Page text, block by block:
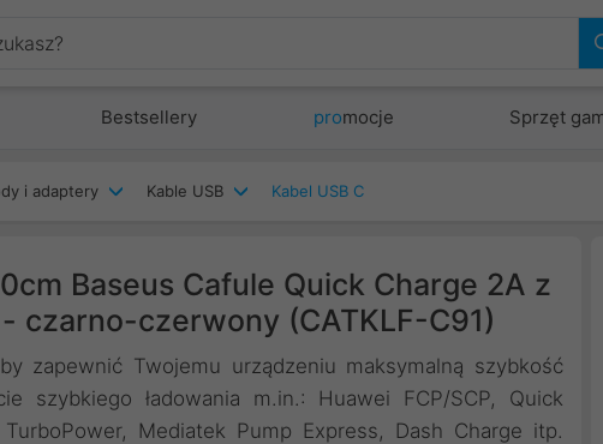
Bestsellery promocje Sprzęt
i adaptery Kable USB Kabel USB C
Baseus Cafule Quick Charge 2A z
czarno-czerwony (CATKLF-C91)
zapewnić Twojemu urządzeniu maksymalną szybkość
szybkiego ładowania m.in.: Huawei FCP/SCP, Quick
Mediatek Pump Express, Dash Charge itp.